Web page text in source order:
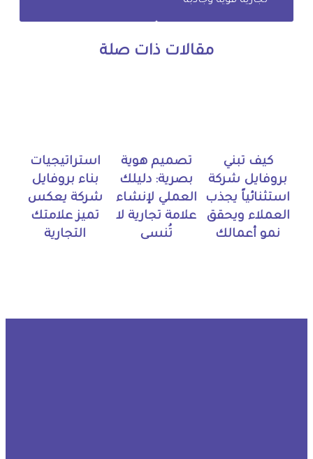
مقالات ذات صلة
كيف تبني
بروفايل شركة
استثنائياً يجذب
العملاء ويحقق
نمو أعمالك
تصميم هوية
بصرية: دليلك
العملي لإنشاء
علامة تجارية لا
تُنسى
استراتيجيات
بناء بروفايل
شركة يعكس
تميز علامتك
التجارية